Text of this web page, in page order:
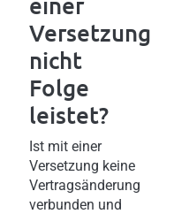
Versetzung
nicht
Folge
leistet?
Ist mit einer
Versetzung keine
Vertragsänderung
verbunden und